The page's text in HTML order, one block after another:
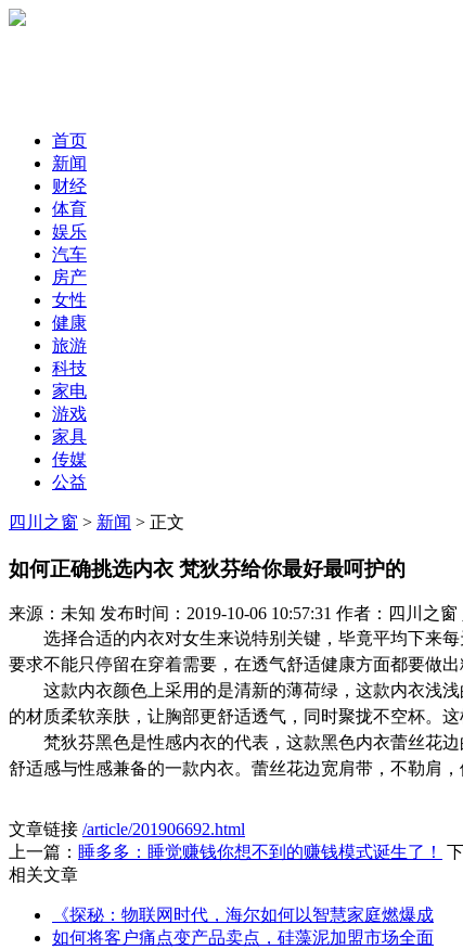
首页
新闻
财经
体育
娱乐
汽车
房产
女性
健康
旅游
科技
家电
游戏
家具
传媒
公益
四川之窗 > 新闻 > 正文
如何正确挑选内衣 梵狄芬给你最好最呵护的
来源：未知 发布时间：2019-10-06 10:57:31 作者：四川之窗
选择合适的内衣对女生来说特别关键，毕竟平均下来
要求不能只停留在穿着需要，在透气舒适健康方面都要做
这款内衣颜色上采用的是清新的薄荷绿，这款内衣浅
的材质柔软亲肤，让胸部更舒适透气，同时聚拢不空杯。
梵狄芬黑色是性感内衣的代表，这款黑色内衣蕾丝花
舒适感与性感兼备的一款内衣。蕾丝花边宽肩带，不勒肩，
文章链接 /article/201906692.html
上一篇： 睡多多：睡觉赚钱你想不到的赚钱模式诞生了！
相关文章
《探秘：物联网时代，海尔如何以智慧家庭燃爆成
如何将客户痛点变产品卖点，硅藻泥加盟市场全面